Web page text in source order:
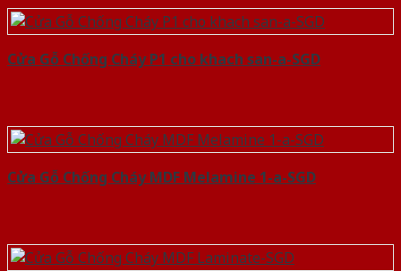
Cửa Gỗ Chống Cháy P1 cho khach san-a-SGD
Cửa Gỗ Chống Cháy MDF Melamine 1-a-SGD